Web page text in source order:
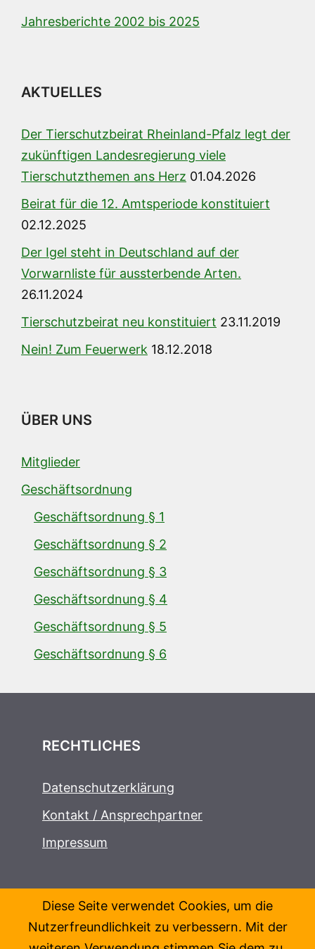
Jahresberichte 2002 bis 2025
AKTUELLES
Der Tierschutzbeirat Rheinland-Pfalz legt der
zukünftigen Landesregierung viele
Tierschutzthemen ans Herz 01.04.2026
Beirat für die 12. Amtsperiode konstituiert
02.12.2025
Der Igel steht in Deutschland auf der
Vorwarnliste für aussterbende Arten.
26.11.2024
Tierschutzbeirat neu konstituiert 23.11.2019
Nein! Zum Feuerwerk 18.12.2018
ÜBER UNS
Mitglieder
Geschäftsordnung
Geschäftsordnung § 1
Geschäftsordnung § 2
Geschäftsordnung § 3
Geschäftsordnung § 4
Geschäftsordnung § 5
Geschäftsordnung § 6
RECHTLICHES
Datenschutzerklärung
Kontakt / Ansprechpartner
Impressum
Diese Seite verwendet Cookies, um die
Nutzerfreundlichkeit zu verbessern. Mit der